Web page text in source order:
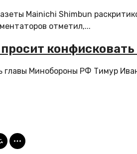
Mainichi Shimbun
отметил,...
Минобороны РФ Тимур